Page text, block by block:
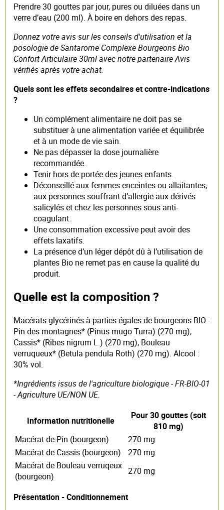
Prendre 30 gouttes par jour, pures ou diluées dans un
verre d’eau (200 ml). À boire en dehors des repas.
Donnez votre avis sur les conseils d'utilisation et la
posologie de Santarome Complexe Bourgeons Bio
Confort Articulaire 30ml avec notre partenaire Avis
vérifiés après votre achat.
Quels sont les effets secondaires et contre-indications
?
Un complément alimentaire ne doit pas se
substituer à une alimentation variée et équilibrée
et à un mode de vie sain.
Ne pas dépasser la dose journalière
recommandée.
Tenir hors de portée des jeunes enfants.
Déconseillé aux femmes enceintes ou allaitantes,
aux personnes souffrant d’allergie aux dérivés
salicylés et chez les personnes sous anti-
coagulant.
Une consommation excessive peut avoir des
effets laxatifs.
La présence d’un léger dépôt dû à l’utilisation de
plantes Bio ne remet pas en cause la qualité du
produit.
Quelle est la composition ?
Macérats glycérinés à parties égales de bourgeons BIO :
Pin des montagnes* (Pinus mugo Turra) (270 mg),
Cassis* (Ribes nigrum L.) (270 mg), Bouleau
verruqueux* (Betula pendula Roth) (270 mg). Alcool :
30% vol.
*Ingrédients issus de l'agriculture biologique - FR-BIO-01
- Agriculture UE/NON UE.
Information nutritionelle
Pour 30 gouttes (soit
810 mg)
Macérat de Pin (bourgeon)
270 mg
Macérat de Cassis (bourgeon)
270 mg
Macérat de Bouleau verruqeux
(bourgeon)
270 mg
Présentation - Conditionnement